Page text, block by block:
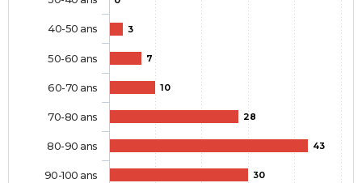
3
7
10
28
43
30
40-50 ans
50-60 ans
60-70 ans
70-80 ans
80-90 ans
90-100 ans